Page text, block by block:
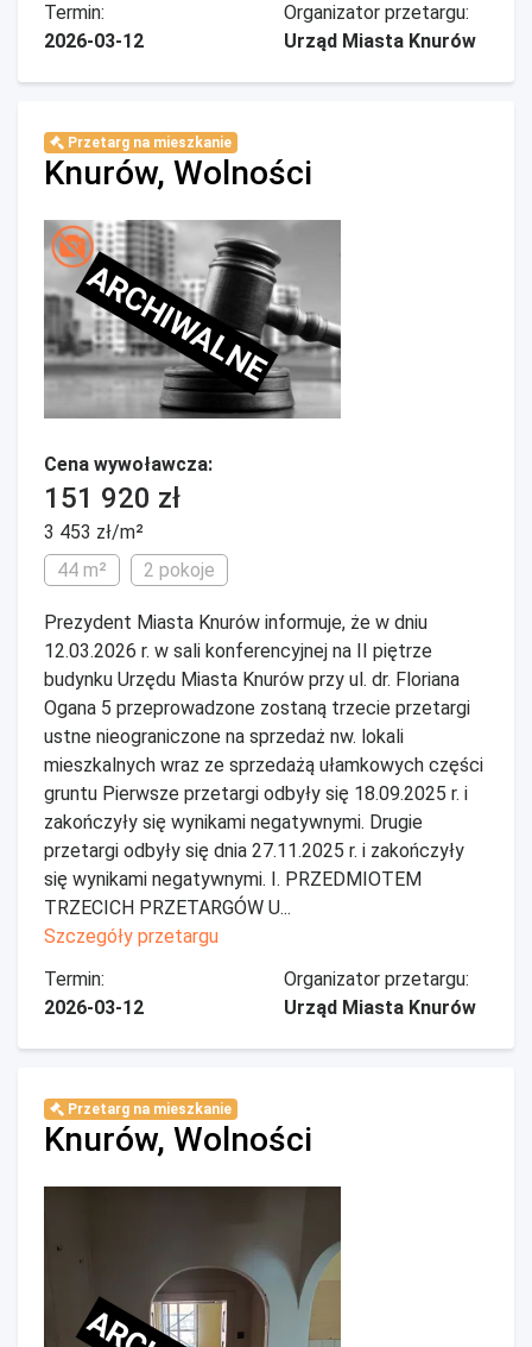
Termin:
2026-03-12
Organizator przetargu:
Urząd Miasta Knurów
Przetarg na mieszkanie
Knurów, Wolności
ARCHIWALNE
Cena wywoławcza:
151 920 zł
3 453 zł/m²
44 m²
2 pokoje
Prezydent Miasta Knurów informuje, że w dniu
12.03.2026 r. w sali konferencyjnej na II piętrze
budynku Urzędu Miasta Knurów przy ul. dr. Floriana
Ogana 5 przeprowadzone zostaną trzecie przetargi
ustne nieograniczone na sprzedaż nw. lokali
mieszkalnych wraz ze sprzedażą ułamkowych części
gruntu Pierwsze przetargi odbyły się 18.09.2025 r. i
zakończyły się wynikami negatywnymi. Drugie
przetargi odbyły się dnia 27.11.2025 r. i zakończyły
się wynikami negatywnymi. I. PRZEDMIOTEM
TRZECICH PRZETARGÓW U...
Szczegóły przetargu
Termin:
2026-03-12
Organizator przetargu:
Urząd Miasta Knurów
Przetarg na mieszkanie
Knurów, Wolności